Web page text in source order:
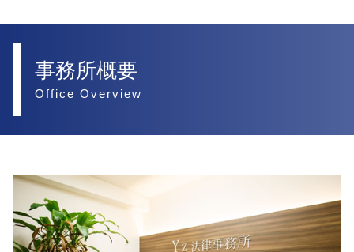
事務所概要
Office Overview